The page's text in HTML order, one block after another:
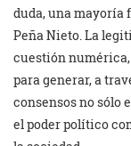
duda, una mayoría
Peña Nieto. La
cuestión numérica,
para generar, a
consensos no sólo
el poder político